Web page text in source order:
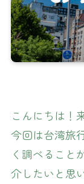
こんにちは！
今回は台湾旅
く調べること
介したいと思